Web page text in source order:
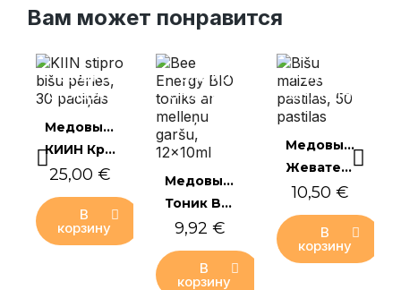
Вам может понравится
Быстрый
просмотр
Только
онлайн
Mедовые пищевые добавки
КИИН Крепкий пчелиный жемчуг, 30 пакетиков
25,00 €
В
корзину
Быстрый
Только
онлайн
Mедовые пищевые добавки
Тоник Bee Energy BIO со вкусом черники, 12x10мл
9,92 €
В
корзину
Быстрый
Только
онлайн
Mедовые пищевые добавки
Жевательные пастилки с пчелиным хлебом, 50 пастилок
10,50 €
В
корзину